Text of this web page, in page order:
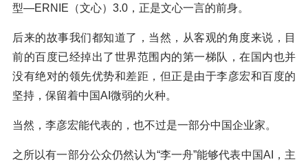
型—ERNIE（文心）3.0，正是文心一言的前身。
后来的故事我们都知道了，当然，从客观的角度来说，目
前的百度已经掉出了世界范围内的第一梯队，在国内也并
没有绝对的领先优势和差距，但正是由于李彦宏和百度的
坚持，保留着中国AI微弱的火种。
当然，李彦宏能代表的，也不过是一部分中国企业家。
之所以有一部分公众仍然认为“李一舟”能够代表中国AI，主